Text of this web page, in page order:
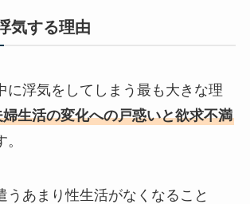
気する理由
に浮気をしてしまう最も大きな理
婦生活の変化への戸惑いと欲求不満
うあまり性生活がなくなること